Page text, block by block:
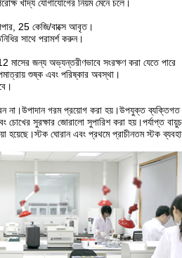
যোগাযোগের নিয়ম মেনে চলে।
25 কেজি/বাক্সে আবৃত।
সাথে পরামর্শ করুন।
মাসের জন্য অভ্যন্তরীণভাবে সংরক্ষণ করা যেতে পারে
শুষ্ক এবং পরিষ্কার অবস্থা।
না।উপাদান গরম প্রয়োগ করা হয়।উপযুক্ত ব্যক্তিগত
সুরক্ষার জোরালো সুপারিশ করা হয়।পর্যাপ্ত
হয়েছে।স্টক ঘোরান এবং প্রথমে প্রাচীনতম স্টক